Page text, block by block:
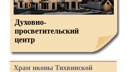
Духовно-
просветительский
центр
Храм иконы Тихвинской